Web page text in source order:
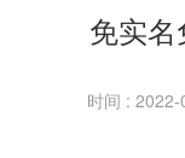
免实
时间 :